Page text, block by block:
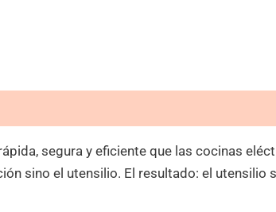
segura y eficiente que las cocinas
sino el utensilio. El resultado: el utensilio